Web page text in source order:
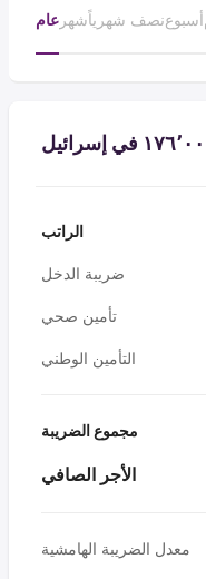
عام شهرنصف شهرياًأسبوع
الراتب
ضريبة الدخل
تأمين صحي
التأمين الوطني
مجموع الضريبة
الأجر الصافي
معدل الضريبة الهامشية